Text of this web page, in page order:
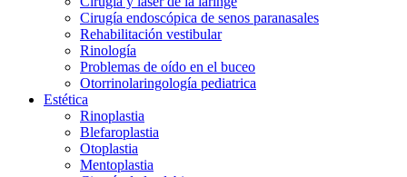
Cirugía endoscópica de senos paranasales
Rehabilitación vestibular
Rinología
Problemas de oído en el buceo
Otorrinolaringología pediatrica
Estética
Rinoplastia
Blefaroplastia
Otoplastia
Mentoplastia